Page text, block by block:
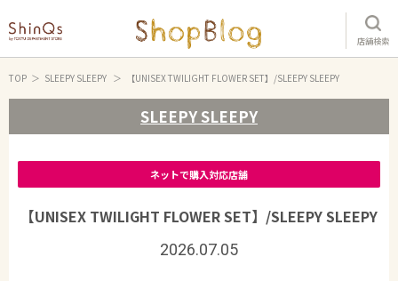
店舗検索
TOP SLEEPY SLEEPY 【UNISEX TWILIGHT FLOWER SET】/SLEEPY SLEEPY
SLEEPY SLEEPY
ネットで購入対応店舗
【UNISEX TWILIGHT FLOWER SET】/SLEEPY SLEEPY
2026.07.05